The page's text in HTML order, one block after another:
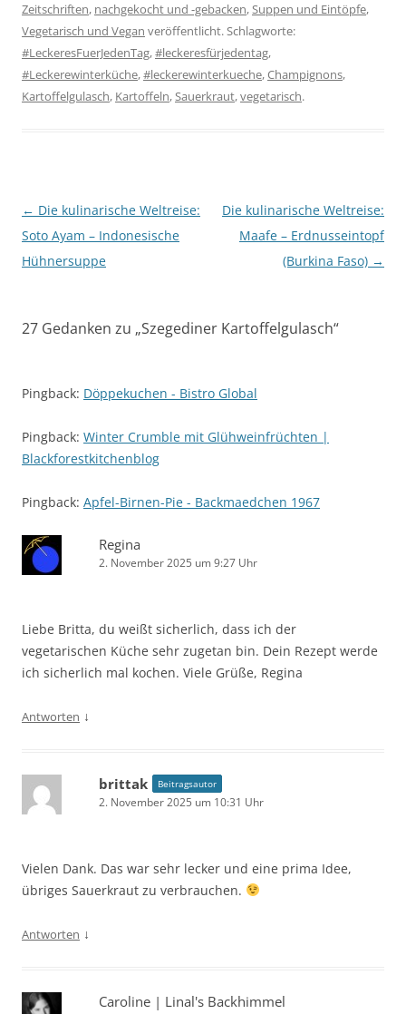
Zeitschriften, nachgekocht und -gebacken,Suppen und Eintöpfe,
Vegetarisch und Vegan veröffentlicht. Schlagworte:
#LeckeresFuerJedenTag,#leckeresfürjedentag,
#Leckerewinterküche,#leckerewinterkueche,Champignons,
Kartoffelgulasch, Kartoffeln,Sauerkraut,vegetarisch.
Beitragsnavigation
← Die kulinarische Weltreise:
Soto Ayam – Indonesische
Hühnersuppe
Die kulinarische Weltreise:
Maafe – Erdnusseintopf
(Burkina Faso) →
27 Gedanken zu „Szegediner Kartoffelgulasch“
Pingback: Döppekuchen - Bistro Global
Pingback: Winter Crumble mit Glühweinfrüchten |
Blackforestkitchenblog
Pingback: Apfel-Birnen-Pie - Backmaedchen 1967
Regina
2. November 2025 um 9:27 Uhr
Liebe Britta, du weißt sicherlich, dass ich der
vegetarischen Küche sehr zugetan bin. Dein Rezept werde
ich sicherlich mal kochen. Viele Grüße, Regina
Antworten ↓
brittak Beitragsautor
2. November 2025 um 10:31 Uhr
Vielen Dank. Das war sehr lecker und eine prima Idee,
übriges Sauerkraut zu verbrauchen.
Antworten ↓
Caroline | Linal's Backhimmel